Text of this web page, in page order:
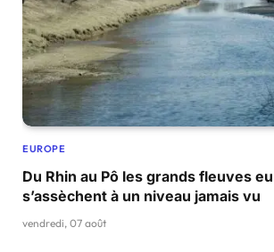
EUROPE
Du Rhin au Pô les grands fleuves
s’assèchent à un niveau jamais vu
vendredi, 07 août